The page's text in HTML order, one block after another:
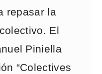
repasar la
El
Piniella
“Colectives